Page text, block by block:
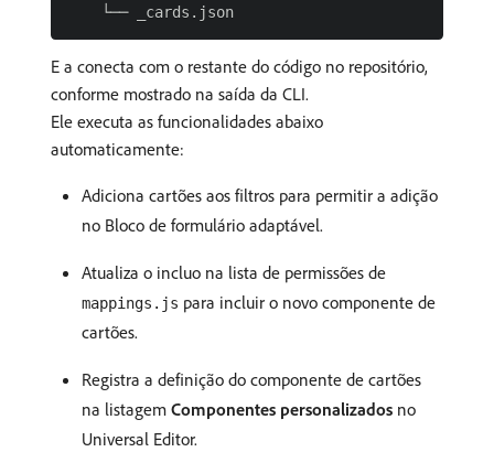
E a conecta com o restante do código no repositório,
conforme mostrado na saída da CLI.
Ele executa as funcionalidades abaixo
automaticamente:
Adiciona cartões aos filtros para permitir a adição
no Bloco de formulário adaptável.
Atualiza o incluo na lista de permissões de
mappings.js para incluir o novo componente de
cartões.
Registra a definição do componente de cartões
na listagem Componentes personalizados no
Universal Editor.